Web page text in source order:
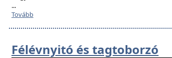
...
Tovább
Félévnyitó és tagtoborzó